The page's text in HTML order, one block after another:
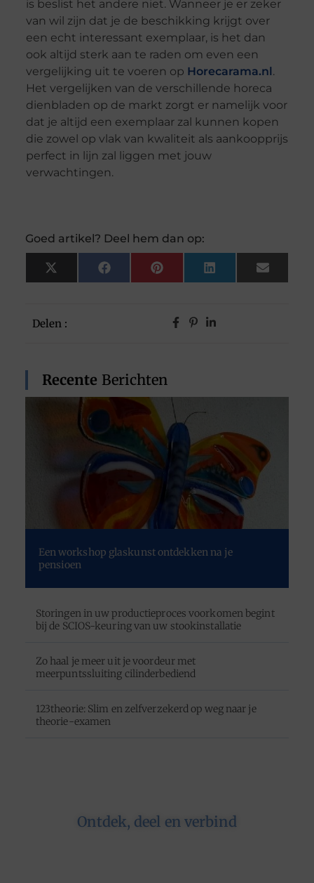
Delen :
Recente Berichten
Een workshop glaskunst ontdekken na je
pensioen
Storingen in uw productieproces voorkomen begint
bij de SCIOS-keuring van uw stookinstallatie
Zo haal je meer uit je voordeur met
meerpuntssluiting cilinderbediend
123theorie: Slim en zelfverzekerd op weg naar je
theorie-examen
Ontdek, deel en verbind
is beslist het andere niet. Wanneer je er zeker
van wil zijn dat je de beschikking krijgt over
een echt interessant exemplaar, is het dan
ook altijd sterk aan te raden om even een
vergelijking uit te voeren op Horecarama.nl.
Het vergelijken van de verschillende horeca
dienbladen op de markt zorgt er namelijk voor
dat je altijd een exemplaar zal kunnen kopen
die zowel op vlak van kwaliteit als aankoopprijs
perfect in lijn zal liggen met jouw
verwachtingen.
Goed artikel? Deel hem dan op:
X
(Twitter)
FacebookPinterestLinkedInEmail